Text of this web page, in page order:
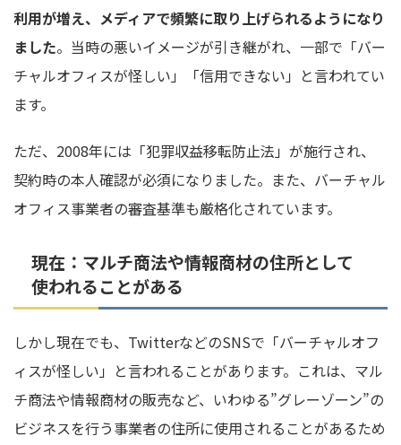
利用が増え、メディアで頻繁に取り上げられるようになり
ました。当時の悪いイメージが引き継がれ、一部で「バー
チャルオフィスが怪しい」「信用できない」と言われてい
ます。
ただ、2008年には「犯罪収益移転防止法」が施行され、
契約時の本人確認が必須になりました。また、バーチャル
オフィス事業者の審査基準も厳格化されています。
現在：マルチ商法や情報商材の住所として
使われることがある
しかし現在でも、TwitterなどのSNSで「バーチャルオフ
ィスが怪しい」と言われることがあります。これは、マル
チ商法や情報商材の販売など、いわゆる”グレーゾーン”の
ビジネスを行う事業者の住所に使用されることがあるため